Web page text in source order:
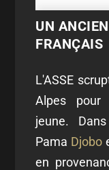
UN
FRANÇAIS
L'ASSE
Alpes pour
jeune.
Pama Djobo
en